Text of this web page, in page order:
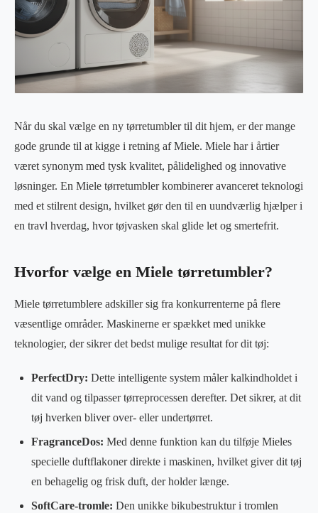
Når du skal vælge en ny tørretumbler til dit hjem, er der mange
gode grunde til at kigge i retning af Miele. Miele har i årtier
været synonym med tysk kvalitet, pålidelighed og innovative
løsninger. En Miele tørretumbler kombinerer avanceret teknologi
med et stilrent design, hvilket gør den til en uundværlig hjælper i
en travl hverdag, hvor tøjvasken skal glide let og smertefrit.
Hvorfor vælge en Miele tørretumbler?
Miele tørretumblere adskiller sig fra konkurrenterne på flere
væsentlige områder. Maskinerne er spækket med unikke
teknologier, der sikrer det bedst mulige resultat for dit tøj:
PerfectDry: Dette intelligente system måler kalkindholdet i
dit vand og tilpasser tørreprocessen derefter. Det sikrer, at dit
tøj hverken bliver over- eller undertørret.
FragranceDos: Med denne funktion kan du tilføje Mieles
specielle duftflakoner direkte i maskinen, hvilket giver dit tøj
en behagelig og frisk duft, der holder længe.
SoftCare-tromle: Den unikke bikubestruktur i tromlen